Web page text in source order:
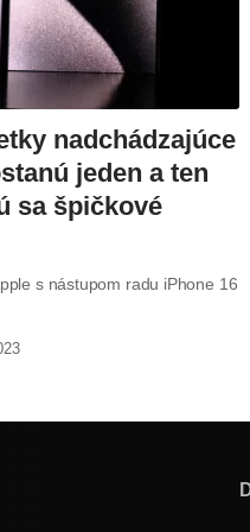
nadchádzajúce
jeden a ten
sa špičkové
s nástupom radu iPhone 16